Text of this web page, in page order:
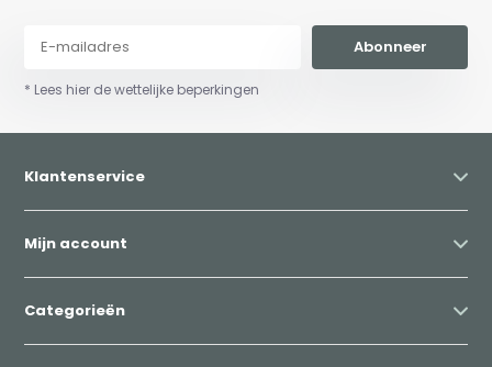
Abonneer
* Lees hier de wettelijke beperkingen
Klantenservice
Mijn account
Categorieën